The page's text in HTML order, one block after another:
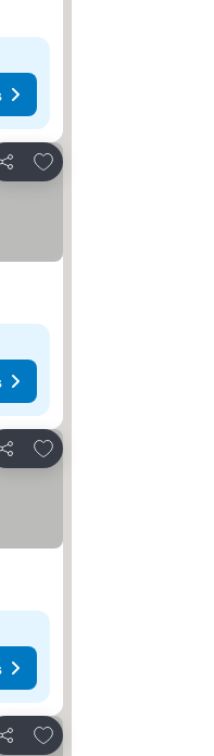
Partilhar
Adicionar aos favoritos
Partilhar
Adicionar aos favoritos
Partilhar
Adicionar aos favoritos